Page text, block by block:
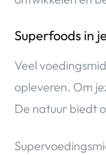
Superfoods in
Veel
opleveren. Om
De natuur biedt